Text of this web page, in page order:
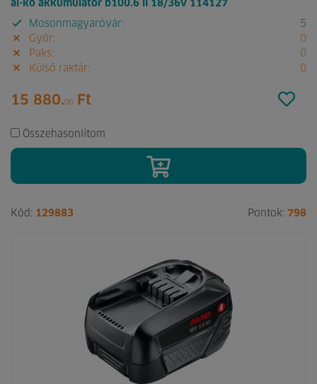
al-ko akkumulátor b100.6 li 18/36v 114127
Mosonmagyaróvár:
5
Győr:
0
Paks:
0
Külső raktár:
0
15 880.00 Ft
Összehasonlítom
Kód: 129883 Pontok: 798